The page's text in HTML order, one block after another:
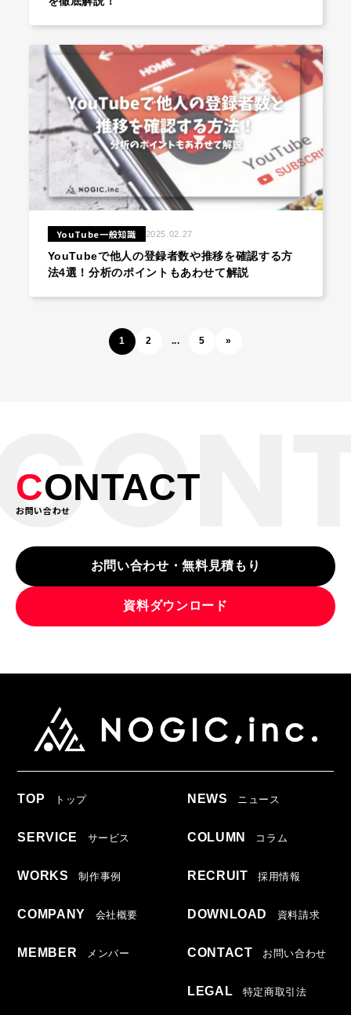
YouTube一般知識 2025.02.27
YouTubeで他人の登録者数や推移を確認する方
法4選！分析のポイントもあわせて解説
1 2 ... 5 »
CONTACT
お問い合わせ
お問い合わせ・無料見積もり
資料ダウンロード
TOP トップ
SERVICE サービス
WORKS 制作事例
COMPANY 会社概要
MEMBER メンバー
NEWS ニュース
COLUMN コラム
RECRUIT 採用情報
DOWNLOAD 資料請求
CONTACT お問い合わせ
LEGAL 特定商取引法